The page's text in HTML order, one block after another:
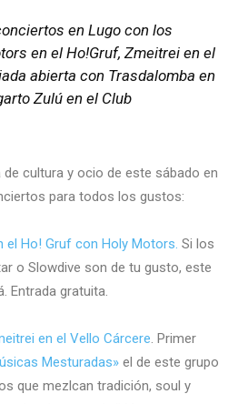
en Lugo con los
en el Ho!Gruf, Zmeitrei en el
abierta con Trasdalomba en
Zulú en el Club
de cultura y ocio de este sábado en
para todos los gustos:
el Ho! Gruf con Holy Motors. Si los
o Slowdive son de tu gusto, este
Entrada gratuita.
en el Vello Cárcere. Primer
Mesturadas» el de este grupo
que mezlcan tradición, soul y